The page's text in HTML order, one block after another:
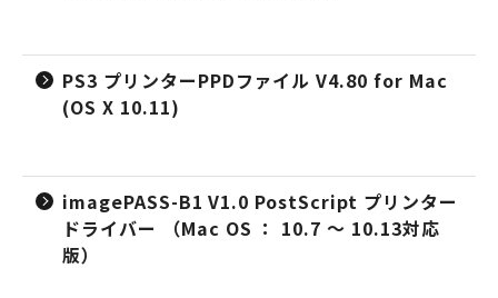
PS3 プリンターPPDファイル V4.80 for Mac
(OS X 10.11)
imagePASS-B1 V1.0 PostScript プリンター
ドライバー （Mac OS ： 10.7 ～ 10.13対応
版）